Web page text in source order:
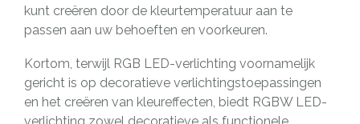
kunt creëren door de kleurtemperatuur aan te
passen aan uw behoeften en voorkeuren.
Kortom, terwijl RGB LED-verlichting voornamelijk
gericht is op decoratieve verlichtingstoepassingen
en het creëren van kleureffecten, biedt RGBW LED-